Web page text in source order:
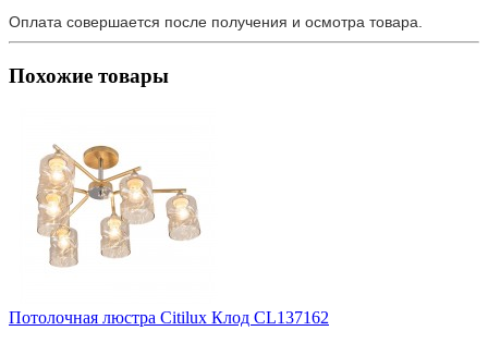
Оплата совершается после получения и осмотра товара.
Похожие товары
Потолочная люстра Citilux Клод CL137162